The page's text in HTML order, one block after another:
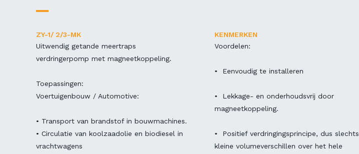
ZY-1/ 2/3-MK
Uitwendig getande meertraps
verdringerpomp met magneetkoppeling.
Toepassingen:
Voertuigenbouw / Automotive:
• Transport van brandstof in bouwmachines.
• Circulatie van koolzaadolie en biodiesel in
vrachtwagens
KENMERKEN
Voordelen:
• Eenvoudig te installeren
• Lekkage- en onderhoudsvrij door
magneetkoppeling.
• Positief verdringingsprincipe, dus slechts
kleine volumeverschillen over het hele